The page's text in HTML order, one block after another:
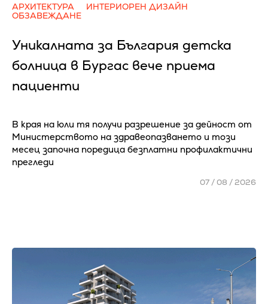
АРХИТЕКТУРА
ИНТЕРИОРЕН ДИЗАЙН
ОБЗАВЕЖДАНЕ
Уникалната за България детска
болница в Бургас вече приема
пациенти
В края на юли тя получи разрешение за дейност от
Министерството на здравеопазването и този
месец започна поредица безплатни профилактични
прегледи
07 / 08 / 2026